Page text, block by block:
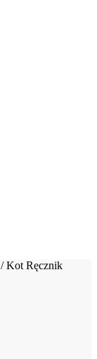
/Kot Ręcznik